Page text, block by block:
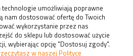
Produkty umożliwiają poprawne
nam dostosować ofertę do Twoich
wykorzystanie przez nas
do sklepu lub dostosować użycie
wybierając opcję "Dostosuj zgody".
w naszej Polityce